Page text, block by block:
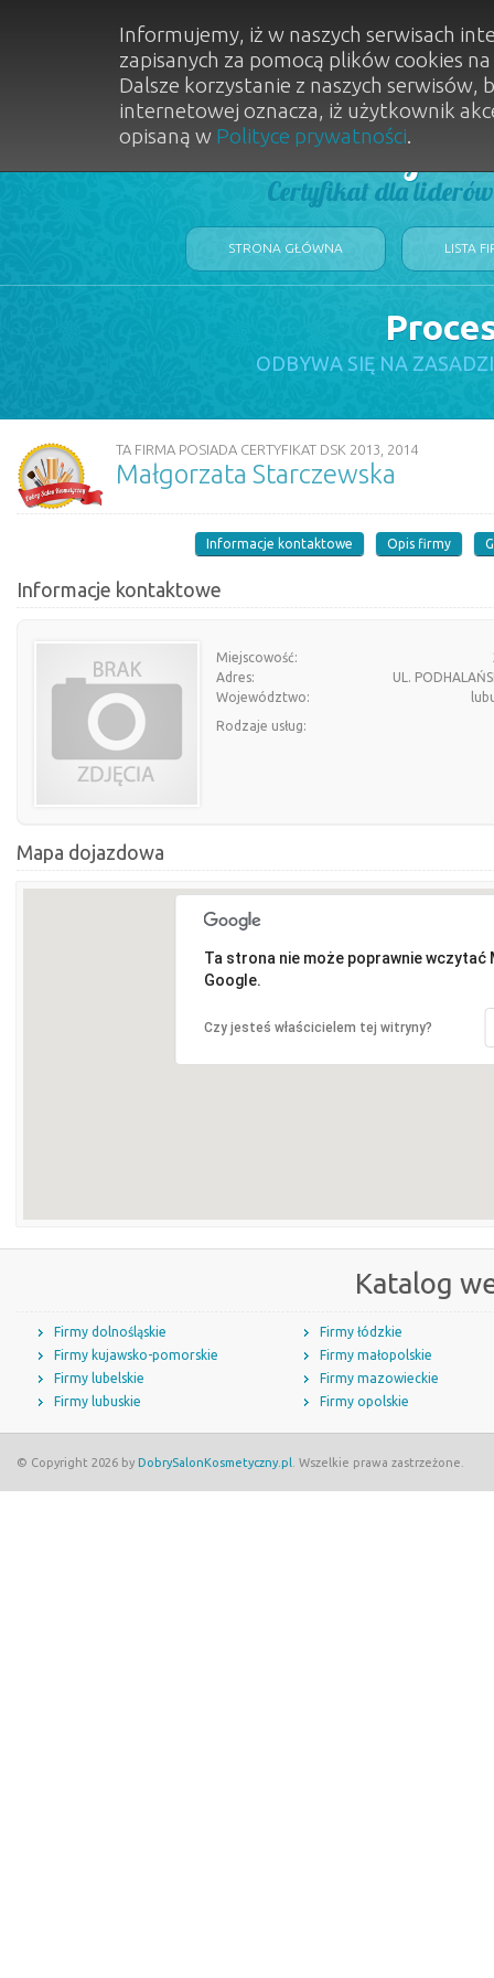
Dobry
Certyfikat dla
STRONA GŁÓWNA LISTA
ODBYWA SIĘ NA
TA FIRMA POSIADA CERTYFIKAT DSK 2013, 2014
Małgorzata Starczewska
Informacje kontaktowe Opis firmy
Informacje kontaktowe
Miejscowość:
Adres:
UL.
Województwo:
Rodzaje usług:
Mapa dojazdowa
Ta strona nie może poprawnie wczytać
Google.
Czy jesteś właścicielem tej witryny?
Katalog
Firmy dolnośląskie
Firmy kujawsko-pomorskie
Firmy lubelskie
Firmy lubuskie
Firmy łódzkie
Firmy małopolskie
Firmy mazowieckie
Firmy opolskie
© Copyright 2026 by DobrySalonKosmetyczny.pl . Wszelkie prawa zastrzeżone.
Informujemy, iż w naszych serwisach
zapisanych za pomocą plików cookies
Dalsze korzystanie z naszych
internetowej oznacza, iż użytkownik
opisaną w Polityce prywatności.